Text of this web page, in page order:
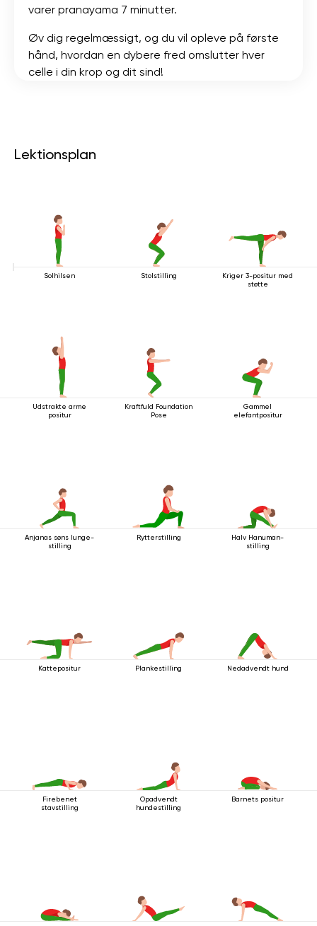
varer pranayama 7 minutter.
Øv dig regelmæssigt, og du vil opleve på første
hånd, hvordan en dybere fred omslutter hver
celle i din krop og dit sind!
Lektionsplan
Solhilsen Stolstilling
Kriger 3-positur med
støtte
Udstrakte arme
positur
Kraftfuld Foundation
Pose
Gammel
elefantpositur
Anjanas søns lunge-
stilling
Rytterstilling
Halv Hanuman-
stilling
Kattepositur Plankestilling Nedadvendt hund
Firebenet
stavstilling
Opadvendt
hundestilling
Barnets positur